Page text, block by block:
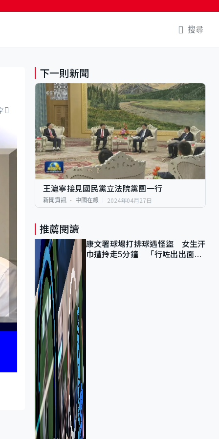
搜尋
下一則新聞
王滬寧接見國民黨立法院黨團一行
新聞資訊 中國在線 2024年04月27日
推薦閱讀
康文署球場打排球遇怪盜 女生汗
巾遭拎走5分鐘 「行咗出出面唔